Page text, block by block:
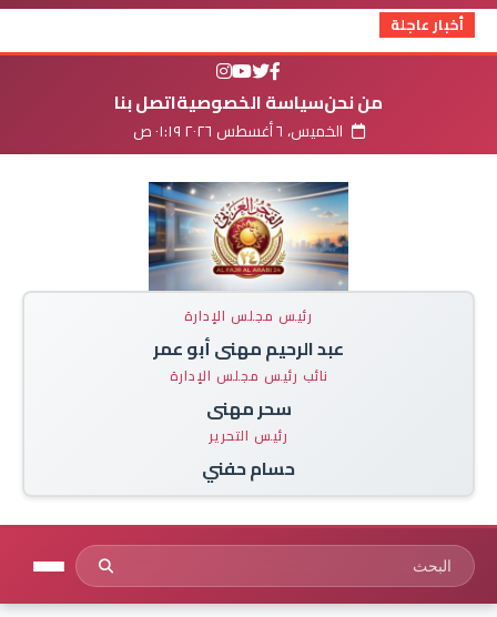
أخبار عاجلة
من نحنسياسة الخصوصيةاتصل بنا
الخميس، ٦ أغسطس ٢٠٢٦ ٠١:١٩ ص
رئيس مجلس الإدارة
عبد الرحيم مهنى أبو عمر
نائب رئيس مجلس الإدارة
سحر مهنى
رئيس التحرير
حسام حفني